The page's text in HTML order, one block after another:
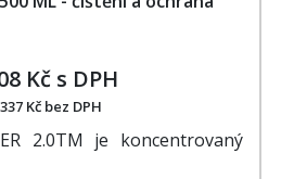
Kč s DPH
337 Kč bez DPH
2.0TM je koncentrovaný